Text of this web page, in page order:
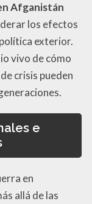
Afganistán
los efectos
exterior.
vivo de cómo
crisis pueden
e
en
allá de las